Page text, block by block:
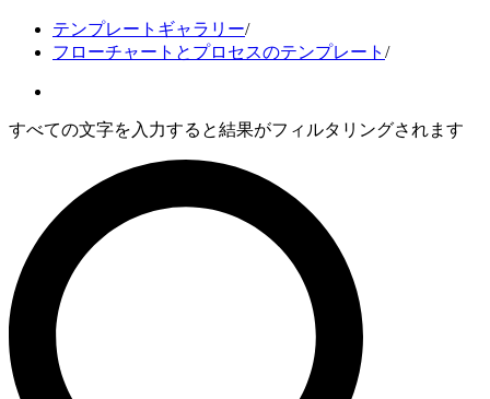
テンプレートギャラリー/
フローチャートとプロセスのテンプレート /
すべての文字を入力すると結果がフィルタリングされます